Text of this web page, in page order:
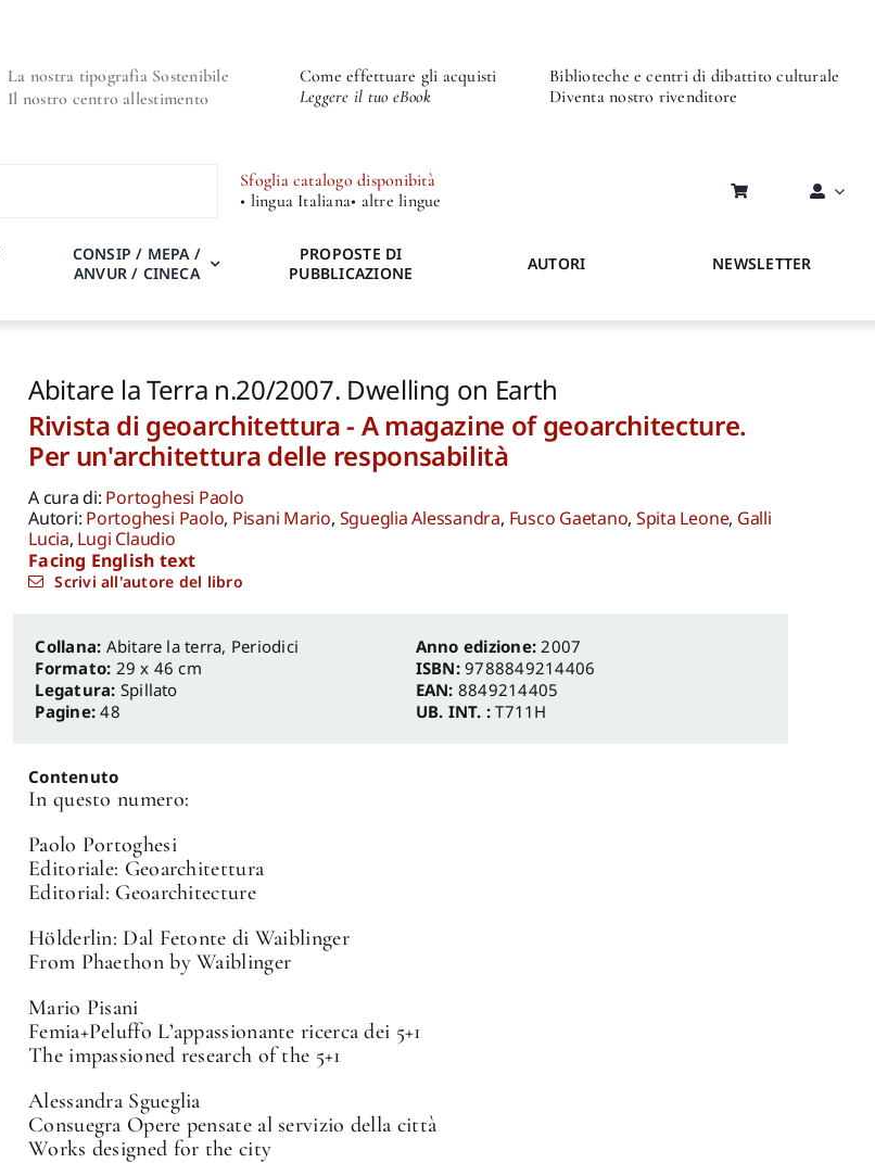
La nostra tipografia Sostenibile
Il nostro centro allestimento
Come effettuare gli acquisti
Leggere il tuo eBook
Biblioteche e centri di dibattito culturale
Diventa nostro rivenditore
Sfoglia catalogo disponibità
• lingua Italiana• altre lingue
CONSIP / MEPA /
ANVUR / CINECA
PROPOSTE DI
PUBBLICAZIONE
AUTORI NEWSLETTER
Abitare la Terra n.20/2007. Dwelling on Earth
Rivista di geoarchitettura - A magazine of geoarchitecture.
Per un'architettura delle responsabilità
A cura di: Portoghesi Paolo
Autori: Portoghesi Paolo, Pisani Mario, Sgueglia Alessandra, Fusco Gaetano, Spita Leone, Galli
Lucia, Lugi Claudio
Facing English text
Scrivi all'autore del libro
Abitare la terra, Periodici
Formato: 29 x 46 cm
Legatura: Spillato
Pagine:48
Anno edizione: 2007
ISBN:9788849214406
EAN: 8849214405
UB. INT. :T711H
Contenuto
In questo numero:
Paolo Portoghesi
Editoriale: Geoarchitettura
Editorial: Geoarchitecture
Hölderlin: Dal Fetonte di Waiblinger
From Phaethon by Waiblinger
Mario Pisani
Femia+Peluffo L’appassionante ricerca dei 5+1
The impassioned research of the 5+1
Alessandra Sgueglia
Consuegra Opere pensate al servizio della città
Works designed for the city